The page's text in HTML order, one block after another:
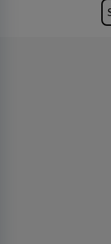
Lastvagnar
orter i